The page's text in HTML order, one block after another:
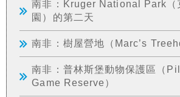
南非：Kruger National Park（
園）的第二天
南非：樹屋營地（Marc’s
南非：普林斯堡動物保護區（
Game Reserve）